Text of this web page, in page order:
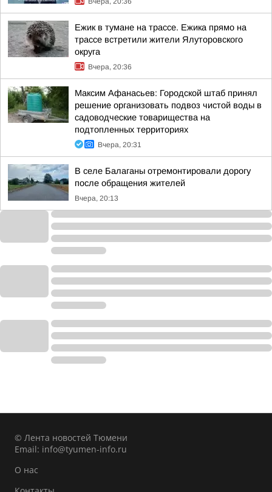
Ежик в тумане на трассе. Ежика прямо на
трассе встретили жители Ялуторовского
округа
Вчера, 20:36
Максим Афанасьев: Городской штаб принял
решение организовать подвоз чистой воды в
садоводческие товарищества на
подтопленных территориях
Вчера, 20:31
В селе Балаганы отремонтировали дорогу
после обращения жителей
Вчера, 20:13
© Лента новостей Тюмени
Email: info@tyumen-info.ru
О нас